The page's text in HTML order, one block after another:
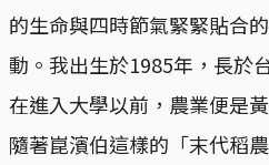
的生命與四時節氣緊緊貼合
動。我出生於1985年，長於
在進入大學以前，農業便是
隨著崑濱伯這樣的「末代稻